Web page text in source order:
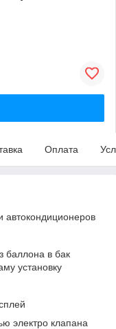
Оплата
автокондиционеров
баллона в бак
установку
электро клапана